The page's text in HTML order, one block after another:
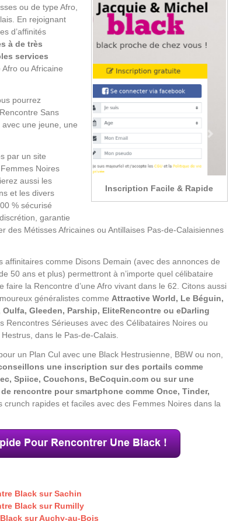
Inscription Facile & Rapide
ou de type Afro,
En rejoignant
d’affinités
à de très
services
ou Africaine
pourrez
Sans
une jeune, une
par un site
Noires
aussi les
et les divers
% sécurisé
garantie
des Métisses Africaines ou Antillaises Pas-de-Calaisiennes
affinitaires comme Disons Demain (avec des annonces de
50 ans et plus) permettront à n’importe quel célibataire
faire la Rencontre d’une Afro vivant dans le 62. Citons aussi
généralistes comme Attractive World, Le Béguin,
Oulfa, Gleeden, Parship, EliteRencontre ou eDarling
Rencontres Sérieuses avec des Célibataires Noires ou
dans le Pas-de-Calais.
un Plan Cul avec une Black Hestrusienne, BBW ou non,
une inscription sur des portails comme
Spiice, Couchons, BeCoquin.com ou sur une
rencontre pour smartphone comme Once, Tinder,
crunch rapides et faciles avec des Femmes Noires dans la
Black sur Sachin
Black sur Rumilly
sur Auchy-au-Bois